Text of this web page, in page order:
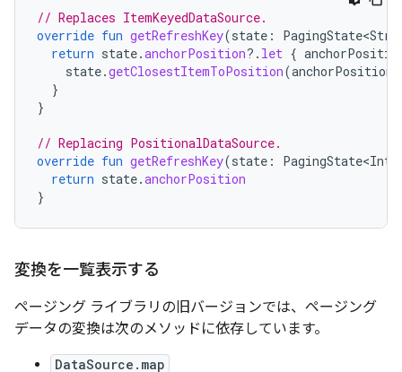
// Replaces ItemKeyedDataSource.
override fun getRefreshKey(state :
return state.anchorPosition?. let {
state.getClosestItemToPosition(anchorPosition
}
}
// Replacing PositionalDataSource.
override fun getRefreshKey(state : PagingState<Int
return state.anchorPosition
}
変換を一覧表示する
ページング ライブラリの旧バージョンでは、ページング
データの変換は次のメソッドに依存しています。
DataSource.map